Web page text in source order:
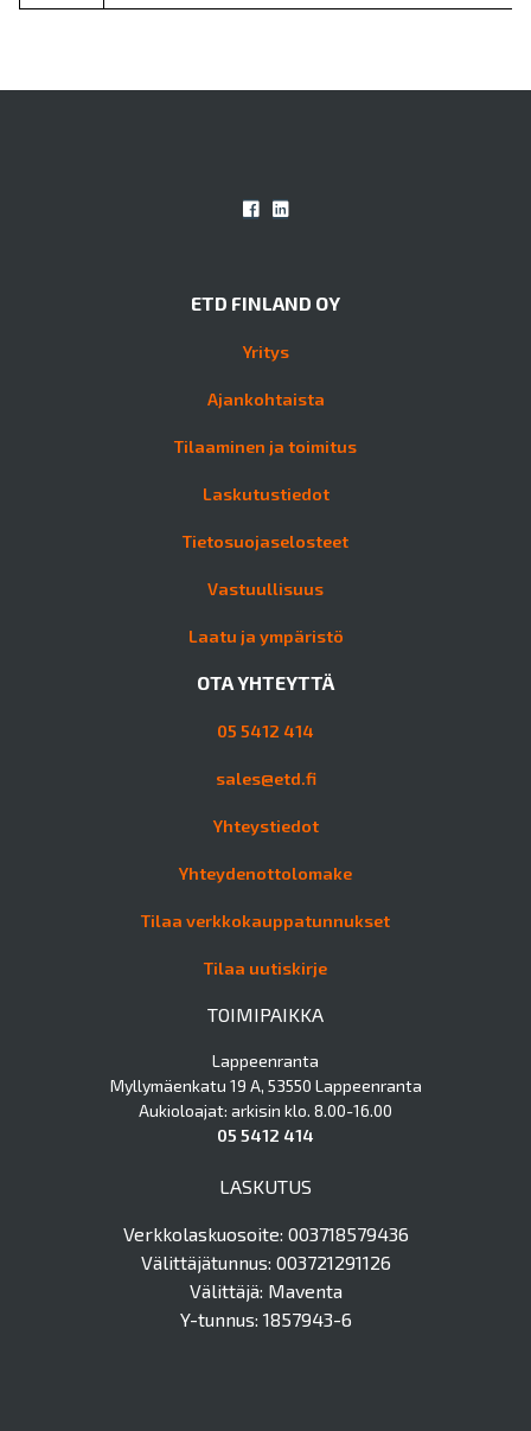
ETD FINLAND OY
Yritys
Ajankohtaista
Tilaaminen ja toimitus
Laskutustiedot
Tietosuojaselosteet
Vastuullisuus
Laatu ja ympäristö
OTA YHTEYTTÄ
05 5412 414
sales@etd.fi
Yhteystiedot
Yhteydenottolomake
Tilaa verkkokauppatunnukset
Tilaa uutiskirje
TOIMIPAIKKA
Lappeenranta
Myllymäenkatu 19 A, 53550 Lappeenranta
Aukioloajat: arkisin klo. 8.00-16.00
05 5412 414
LASKUTUS
Verkkolaskuosoite: 003718579436
Välittäjätunnus: 003721291126
Välittäjä: Maventa
Y-tunnus: 1857943-6